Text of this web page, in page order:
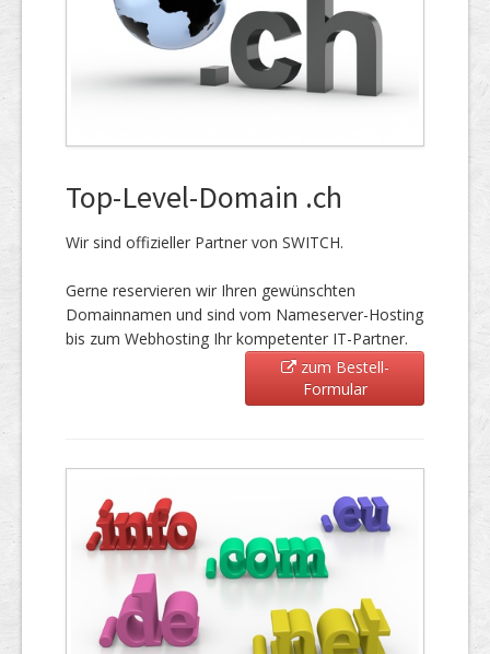
Top-Level-Domain .ch
Wir sind offizieller Partner von SWITCH.
Gerne reservieren wir Ihren gewünschten
Domainnamen und sind vom Nameserver-Hosting
bis zum Webhosting Ihr kompetenter IT-Partner.
zum Bestell-
Formular